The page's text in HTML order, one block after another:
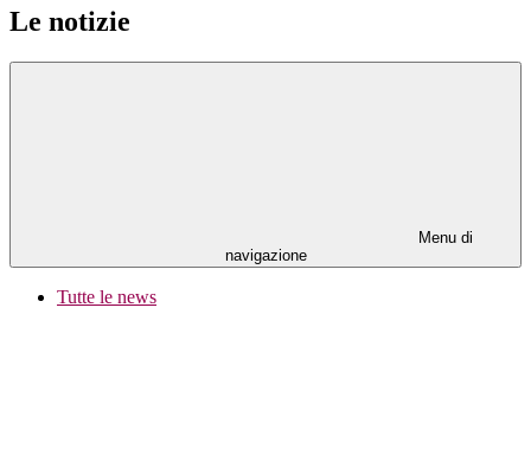
Le notizie
Menu di
navigazione
Tutte le news